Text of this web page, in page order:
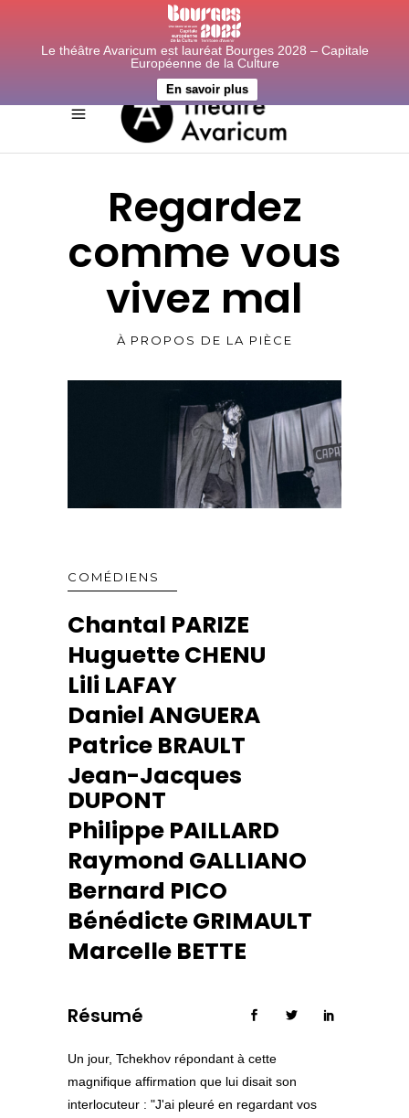
Le théâtre Avaricum est lauréat Bourges 2028 – Capitale
Européenne de la Culture
En savoir plus
Regardez
comme vous
vivez mal
À PROPOS DE LA PIÈCE
COMÉDIENS
Chantal PARIZE
Huguette CHENU
Lili LAFAY
Daniel ANGUERA
Patrice BRAULT
Jean-Jacques
DUPONT
Philippe PAILLARD
Raymond GALLIANO
Bernard PICO
Bénédicte GRIMAULT
Marcelle BETTE
Résumé
Un jour, Tchekhov répondant à cette
magnifique affirmation que lui disait son
interlocuteur : "J'ai pleuré en regardant vos